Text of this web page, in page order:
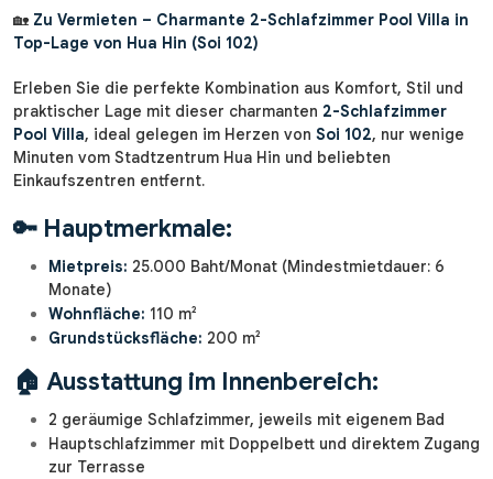
🏡 Zu Vermieten – Charmante 2-Schlafzimmer Pool Villa in
Top-Lage von Hua Hin (Soi 102)
Erleben Sie die perfekte Kombination aus Komfort, Stil und
praktischer Lage mit dieser charmanten 2-Schlafzimmer
Pool Villa, ideal gelegen im Herzen von Soi 102, nur wenige
Minuten vom Stadtzentrum Hua Hin und beliebten
Einkaufszentren entfernt.
🔑 Hauptmerkmale:
Mietpreis: 25.000 Baht/Monat (Mindestmietdauer: 6
Monate)
Wohnfläche: 110 m²
Grundstücksfläche: 200 m²
🏠 Ausstattung im Innenbereich:
2 geräumige Schlafzimmer, jeweils mit eigenem Bad
Hauptschlafzimmer mit Doppelbett und direktem Zugang
zur Terrasse